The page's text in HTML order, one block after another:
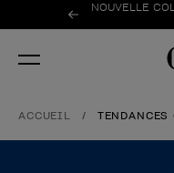
OffresNOUVELLE
Item 1 of 2
ACCUEIL TENDANCES